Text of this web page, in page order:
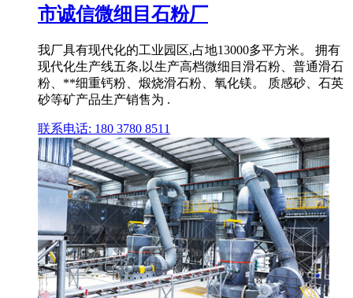
市诚信微细目石粉厂
我厂具有现代化的工业园区,占地13000多平方米。 拥有
现代化生产线五条,以生产高档微细目滑石粉、普通滑石
粉、**细重钙粉、煅烧滑石粉、氧化镁。 质感砂、石英
砂等矿产品生产销售为 .
联系电话: 180 3780 8511